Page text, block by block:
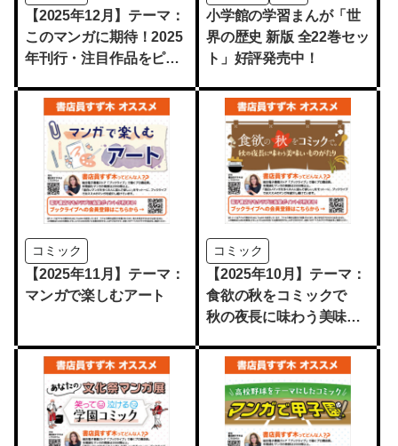
【2025年12月】テーマ：
このマンガに期待！2025
年刊行・注目作品をピッ
小学館の学習まんが「世
界の歴史 新版 全22巻セッ
ト」好評発売中！
コミック
【2025年11月】テーマ：
マンガで楽しむアート
コミック
【2025年10月】テーマ：
食欲の秋をコミックで
秋の夜長に味わう美味し